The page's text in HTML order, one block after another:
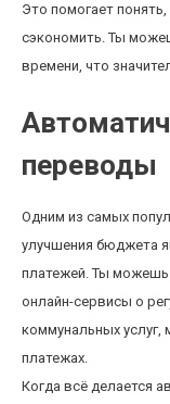
Это помогает
сэкономить. Ты
времени, что
переводы
Одним из самых
улучшения бюджета
платежей. Ты можешь
онлайн-сервисы о
коммунальных услуг,
платежах.
Когда всё делается